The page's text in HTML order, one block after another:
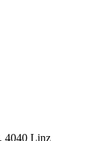
4040 Linz